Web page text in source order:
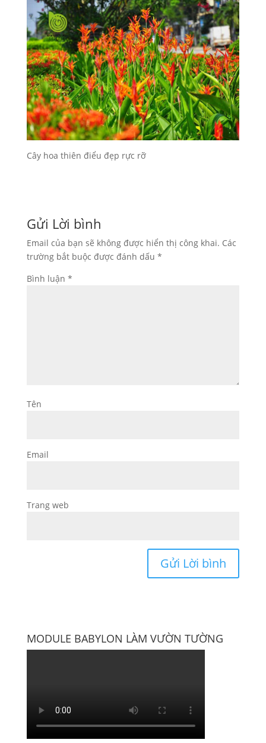
Cây hoa thiên điểu đẹp rực rỡ
Gửi Lời bình
Email của bạn sẽ không được hiển thị công khai. Các
trường bắt buộc được đánh dấu *
Bình luận *
Tên
Email
Trang web
MODULE BABYLON LÀM VƯỜN TƯỜNG